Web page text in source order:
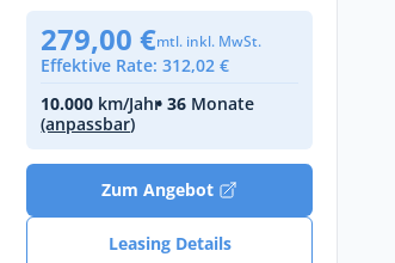
279,00 €mtl. inkl. MwSt.
Effektive Rate: 312,02 €
10.000 km/Jahr• 36 Monate
(anpassbar)
Zum Angebot
Leasing Details